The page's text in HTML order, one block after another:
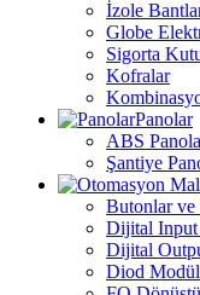
İzole
Globe
Sigorta
Kofralar
Panolar
ABS
Şantiye
Butonlar ve
Dijital
Dijital
Diod